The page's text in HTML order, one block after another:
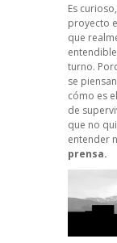
Es
proyecto
que
turno.
se
cómo es
de
que no
entender
prensa.